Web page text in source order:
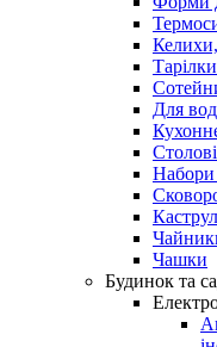
Для
Набори
Чашки
Будинок та